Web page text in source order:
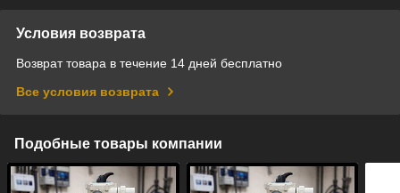
Условия возврата
Возврат товара в течение 14 дней бесплатно
Все условия возврата
Подобные товары компании